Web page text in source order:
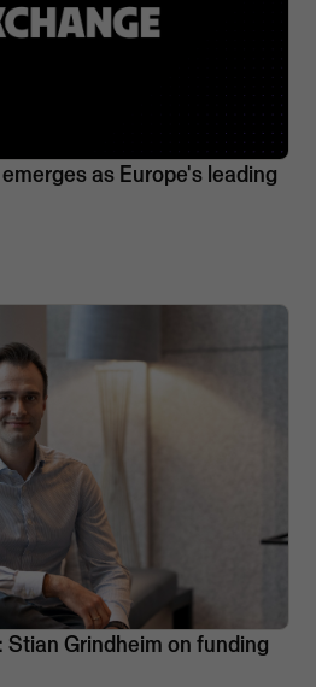
as Europe's leading
Stian Grindheim on funding